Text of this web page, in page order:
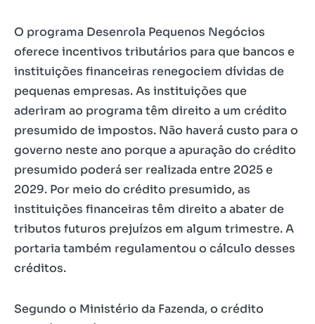
O programa Desenrola Pequenos Negócios
oferece incentivos tributários para que bancos e
instituições financeiras renegociem dívidas de
pequenas empresas. As instituições que
aderiram ao programa têm direito a um crédito
presumido de impostos. Não haverá custo para o
governo neste ano porque a apuração do crédito
presumido poderá ser realizada entre 2025 e
2029. Por meio do crédito presumido, as
instituições financeiras têm direito a abater de
tributos futuros prejuízos em algum trimestre. A
portaria também regulamentou o cálculo desses
créditos.
Segundo o Ministério da Fazenda, o crédito